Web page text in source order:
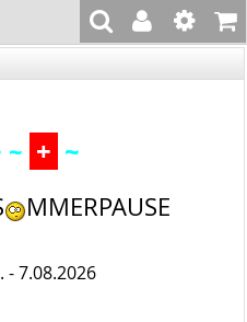
~ + ~
MMERPAUSE
- 7.08.2026